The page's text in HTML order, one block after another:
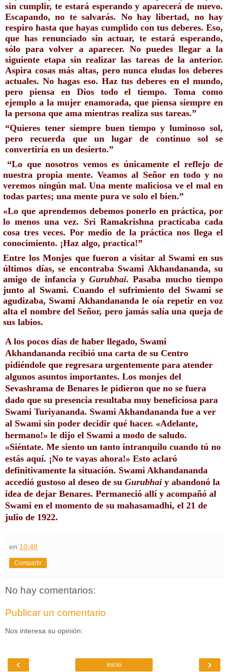
sin cumplir, te estará esperando y aparecerá de nuevo.
Escapando, no te salvarás. No hay libertad, no hay
respiro hasta que hayas cumplido con tus deberes. Eso,
que has renunciado sin actuar, te estará esperando,
sólo para volver a aparecer. No puedes llegar a la
siguiente etapa sin realizar las tareas de la anterior.
Aspira cosas más altas, pero nunca eludas los deberes
actuales. No hagas eso. Haz tus deberes en el mundo,
pero piensa en Dios todo el tiempo. Toma como
ejemplo a la mujer enamorada, que piensa siempre en
la persona que ama mientras realiza sus tareas.”
“Quieres tener siempre buen tiempo y luminoso sol,
pero recuerda que un lugar de continuo sol se
convertiría en un desierto.”
“Lo que nosotros vemos es únicamente el reflejo de
nuestra propia mente. Veamos al Señor en todo y no
veremos ningún mal. Una mente maliciosa ve el mal en
todas partes; una mente pura ve solo el bien.”
«Lo que aprendemos debemos ponerlo en práctica, por
lo menos una vez. Sri Ramakrishna practicaba cada
cosa tres veces. Por medio de la práctica nos llega el
conocimiento. ¡Haz algo, practica!”
Entre los Monjes que fueron a visitar al Swami en sus
últimos días, se encontraba Swami Akhandananda, su
amigo de infancia y Gurubhai. Pasaba mucho tiempo
junto al Swami. Cuando el sufrimiento del Swami se
agudizaba, Swami Akhandananda le oía repetir en voz
alta el nombre del Señor, pero jamás salía una queja de
sus labios.
A los pocos días de haber llegado, Swami
Akhandananda recibió una carta de su Centro
pidiéndole que regresara urgentemente para atender
algunos asuntos importantes. Los monjes del
Sevashrama de Benares le pidieron que no se fuera
dado que su presencia resultaba muy beneficiosa para
Swami Turiyananda. Swami Akhandananda fue a ver
al Swami sin poder decidir qué hacer. «Adelante,
hermano!» le dijo el Swami a modo de saludo.
«Siéntate. Me siento un tanto intranquilo cuando tú no
estás aquí. ¡No te vayas ahora!» Esto aclaró
definitivamente la situación. Swami Akhandananda
accedió gustoso al deseo de su Gurubhai y abandonó la
idea de dejar Benares. Permaneció allí y acompañó al
Swami en el momento de su mahasamadhi, el 21 de
julio de 1922.
en 10:48
Compartir
No hay comentarios:
Publicar un comentario
Nos interesa su opinión:
‹ ›
Inicio